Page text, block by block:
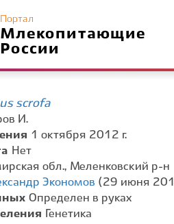
Портал
Млекопитающие
России
scrofa
И.
1 октября 2012 г.
Нет
обл., Меленковский р-н
Экономов (29 июня
Определен в руках
Генетика